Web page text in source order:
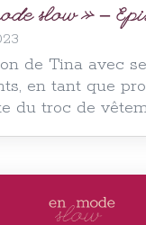
slow » –
de Tina avec
en tant que
du troc de